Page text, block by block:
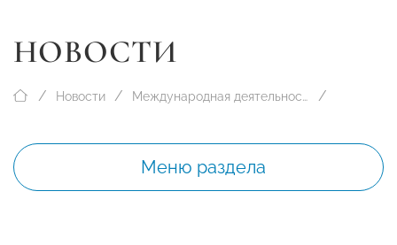
НОВОСТИ
Новости Международная деятельность
Меню раздела